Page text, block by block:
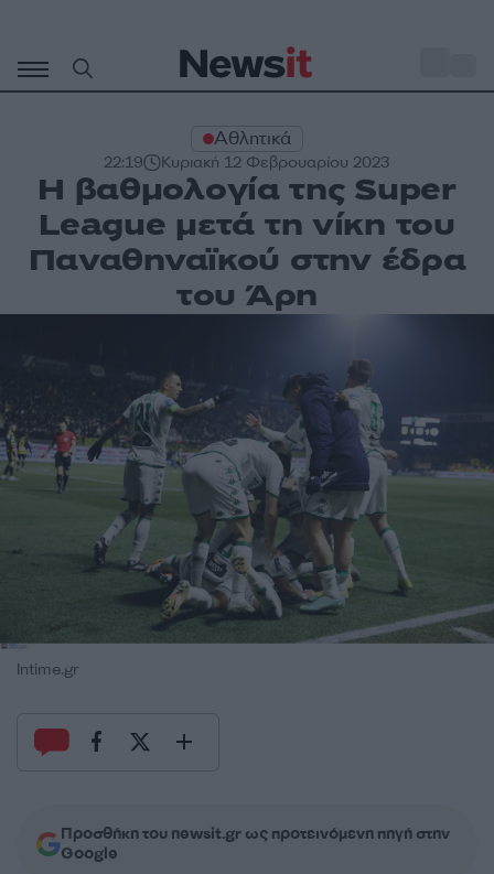
περιεχόμενο
Αθλητικά
22:19 Κυριακή 12 Φεβρουαρίου 2023
Η βαθμολογία της Super
League μετά τη νίκη του
Παναθηναϊκού στην έδρα
του Άρη
Intime.gr
Προσθήκη του newsit.gr ως προτεινόμενη πηγή στην
Google